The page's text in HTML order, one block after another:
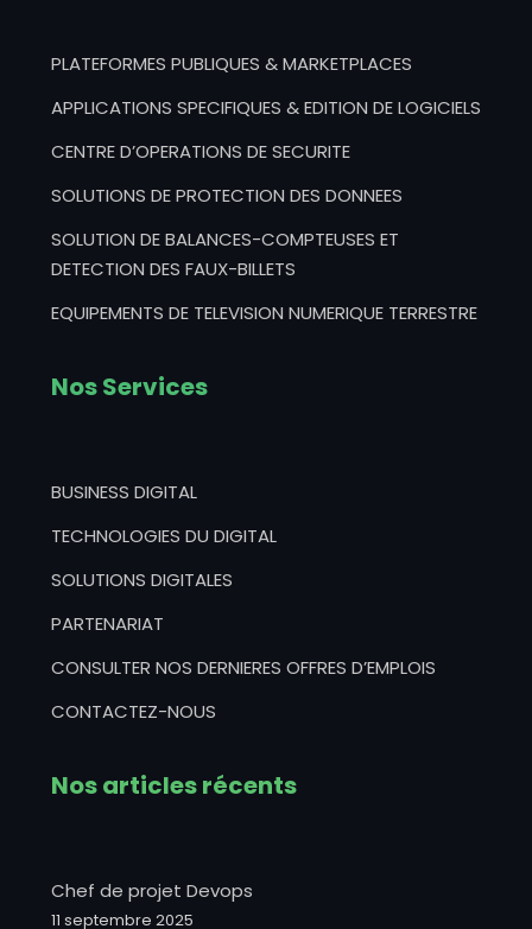
PLATEFORMES PUBLIQUES & MARKETPLACES
APPLICATIONS SPECIFIQUES & EDITION DE LOGICIELS
CENTRE D’OPERATIONS DE SECURITE
SOLUTIONS DE PROTECTION DES DONNEES
SOLUTION DE BALANCES-COMPTEUSES ET
DETECTION DES FAUX-BILLETS
EQUIPEMENTS DE TELEVISION NUMERIQUE TERRESTRE
Nos Services
BUSINESS DIGITAL
TECHNOLOGIES DU DIGITAL
SOLUTIONS DIGITALES
PARTENARIAT
CONSULTER NOS DERNIERES OFFRES D’EMPLOIS
CONTACTEZ-NOUS
Nos articles récents
Chef de projet Devops
11 septembre 2025